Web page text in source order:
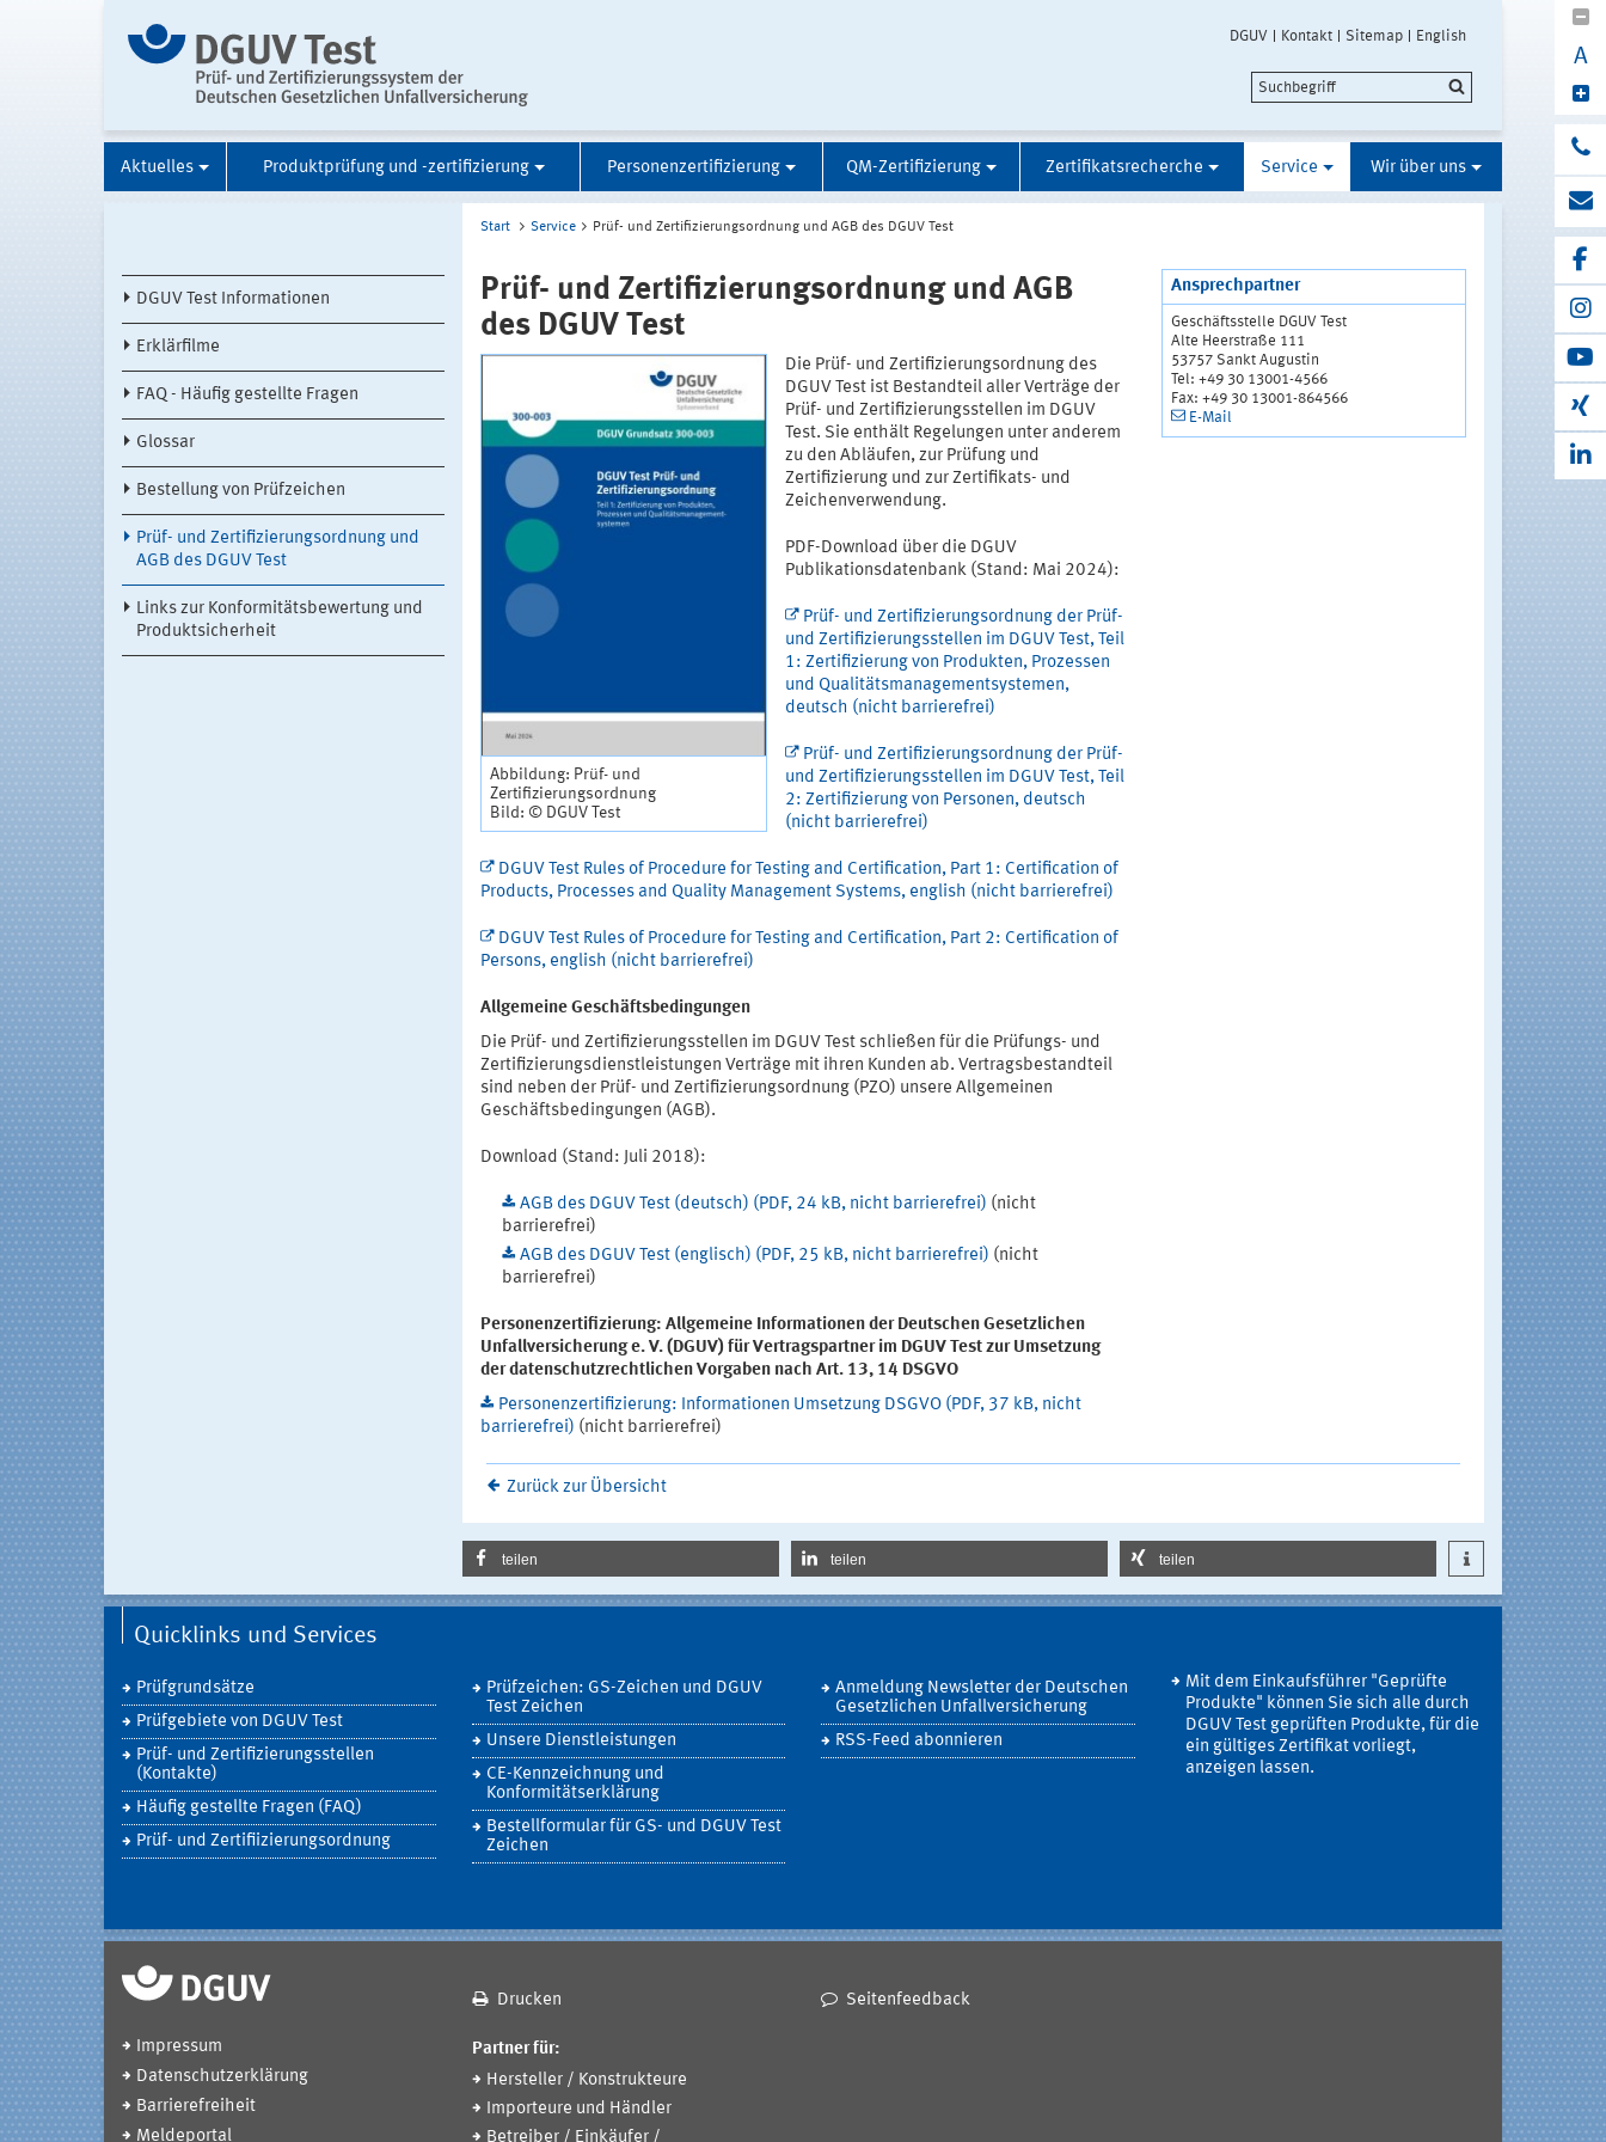
DGUV Kontakt Sitemap English
A
Aktuelles Produktprüfung und -zertifizierung Personenzertifizierung QM-Zertifizierung Zertifikatsrecherche Service Wir über uns
DGUV Test Informationen
Erklärfilme
FAQ - Häufig gestellte Fragen
Glossar
Bestellung von Prüfzeichen
Prüf- und Zertifizierungsordnung und
AGB des DGUV Test
Links zur Konformitätsbewertung und
Produktsicherheit
Start Service Prüf- und Zertifizierungsordnung und AGB des DGUV Test
Prüf- und Zertifizierungsordnung und AGB
des DGUV Test
Abbildung: Prüf- und
Zertifizierungsordnung
Bild: © DGUV Test
Die Prüf- und Zertifizierungsordnung des
DGUV Test ist Bestandteil aller Verträge der
Prüf- und Zertifizierungsstellen im DGUV
Test. Sie enthält Regelungen unter anderem
zu den Abläufen, zur Prüfung und
Zertifizierung und zur Zertifikats- und
Zeichenverwendung.
PDF-Download über die DGUV
Publikationsdatenbank (Stand: Mai 2024):
Prüf- und Zertifizierungsordnung der Prüf-
und Zertifizierungsstellen im DGUV Test, Teil
1: Zertifizierung von Produkten, Prozessen
und Qualitätsmanagementsystemen,
deutsch (nicht barrierefrei)
Prüf- und Zertifizierungsordnung der Prüf-
und Zertifizierungsstellen im DGUV Test, Teil
2: Zertifizierung von Personen, deutsch
(nicht barrierefrei)
DGUV Test Rules of Procedure for Testing and Certification, Part 1: Certification of
Products, Processes and Quality Management Systems, english (nicht barrierefrei)
DGUV Test Rules of Procedure for Testing and Certification, Part 2: Certification of
Persons, english (nicht barrierefrei)
Allgemeine Geschäftsbedingungen
Die Prüf- und Zertifizierungsstellen im DGUV Test schließen für die Prüfungs- und
Zertifizierungsdienstleistungen Verträge mit ihren Kunden ab. Vertragsbestandteil
sind neben der Prüf- und Zertifizierungsordnung (PZO) unsere Allgemeinen
Geschäftsbedingungen (AGB).
Download (Stand: Juli 2018):
AGB des DGUV Test (deutsch) (PDF, 24 kB, nicht barrierefrei) (nicht
barrierefrei)
AGB des DGUV Test (englisch) (PDF, 25 kB, nicht barrierefrei) (nicht
barrierefrei)
Personenzertifizierung: Allgemeine Informationen der Deutschen Gesetzlichen
Unfallversicherung e. V. (DGUV) für Vertragspartner im DGUV Test zur Umsetzung
der datenschutzrechtlichen Vorgaben nach Art. 13, 14 DSGVO
Personenzertifizierung: Informationen Umsetzung DSGVO (PDF, 37 kB, nicht
barrierefrei) (nicht barrierefrei)
Ansprechpartner
Geschäftsstelle DGUV Test
Alte Heerstraße 111
53757 Sankt Augustin
Tel: +49 30 13001-4566
Fax: +49 30 13001-864566
E-Mail
Zurück zur Übersicht
teilen teilen teilen
Quicklinks und Services
Prüfgrundsätze
Prüfgebiete von DGUV Test
Prüf- und Zertifizierungsstellen
(Kontakte)
Häufig gestellte Fragen (FAQ)
Prüf- und Zertifiizierungsordnung
Prüfzeichen: GS-Zeichen und DGUV
Test Zeichen
Unsere Dienstleistungen
CE-Kennzeichnung und
Konformitätserklärung
Bestellformular für GS- und DGUV Test
Zeichen
Anmeldung Newsletter der Deutschen
Gesetzlichen Unfallversicherung
RSS-Feed abonnieren
Mit dem Einkaufsführer "Geprüfte
Produkte" können Sie sich alle durch
DGUV Test geprüften Produkte, für die
ein gültiges Zertifikat vorliegt,
anzeigen lassen.
Drucken Seitenfeedback
Impressum
Datenschutzerklärung
Barrierefreiheit
Meldeportal
Partner für:
Hersteller / Konstrukteure
Importeure und Händler
Betreiber / Einkäufer /